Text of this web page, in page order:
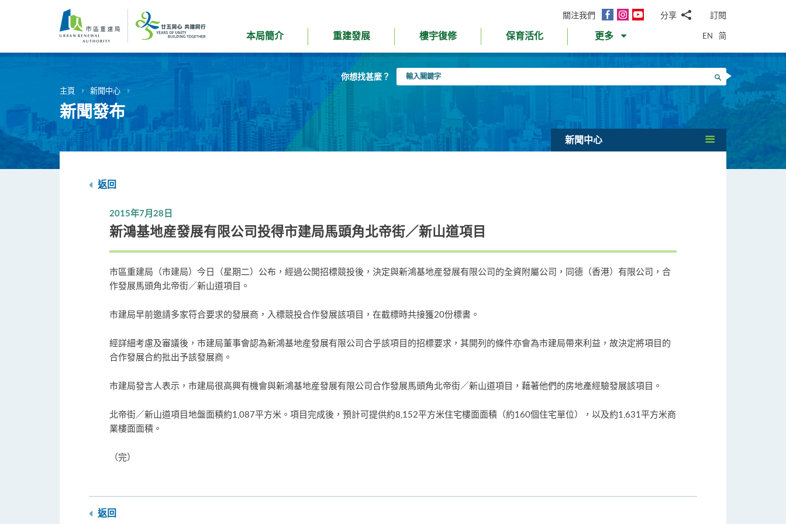
內
關注我們
面
InstagramYouTube分享
郵WhatsApp
微
信
面
書Twitter
LinkedIn
微
訂閱
本局簡介 重建發展 樓宇復修 保育活化 更多 EN 简
你想找甚麼？
入
搜尋
主頁 新聞中心
新聞發布
新聞中心
返回
2015年7月28日
新鴻基地産發展有限公司投得市建局馬頭角北帝街／新山道項目
市區重建局（市建局）今日（星期二）公布，經過公開招標競投後，決定與新鴻基地産發展有限公司的全資附屬公司，同德（香港）有限公司，合
作發展馬頭角北帝街／新山道項目。
市建局早前邀請多家符合要求的發展商，入標競投合作發展該項目，在截標時共接獲20份標書。
經詳細考慮及審議後，市建局董事會認為新鴻基地産發展有限公司合乎該項目的招標要求，其開列的條件亦會為市建局帶來利益，故決定將項目的
合作發展合約批出予該發展商。
市建局發言人表示，市建局很高興有機會與新鴻基地産發展有限公司合作發展馬頭角北帝街／新山道項目，藉著他們的房地產經驗發展該項目。
北帝街／新山道項目地盤面積約1,087平方米。項目完成後，預計可提供約8,152平方米住宅樓面面積（約160個住宅單位），以及約1,631平方米商
業樓面面積。
（完）
返回